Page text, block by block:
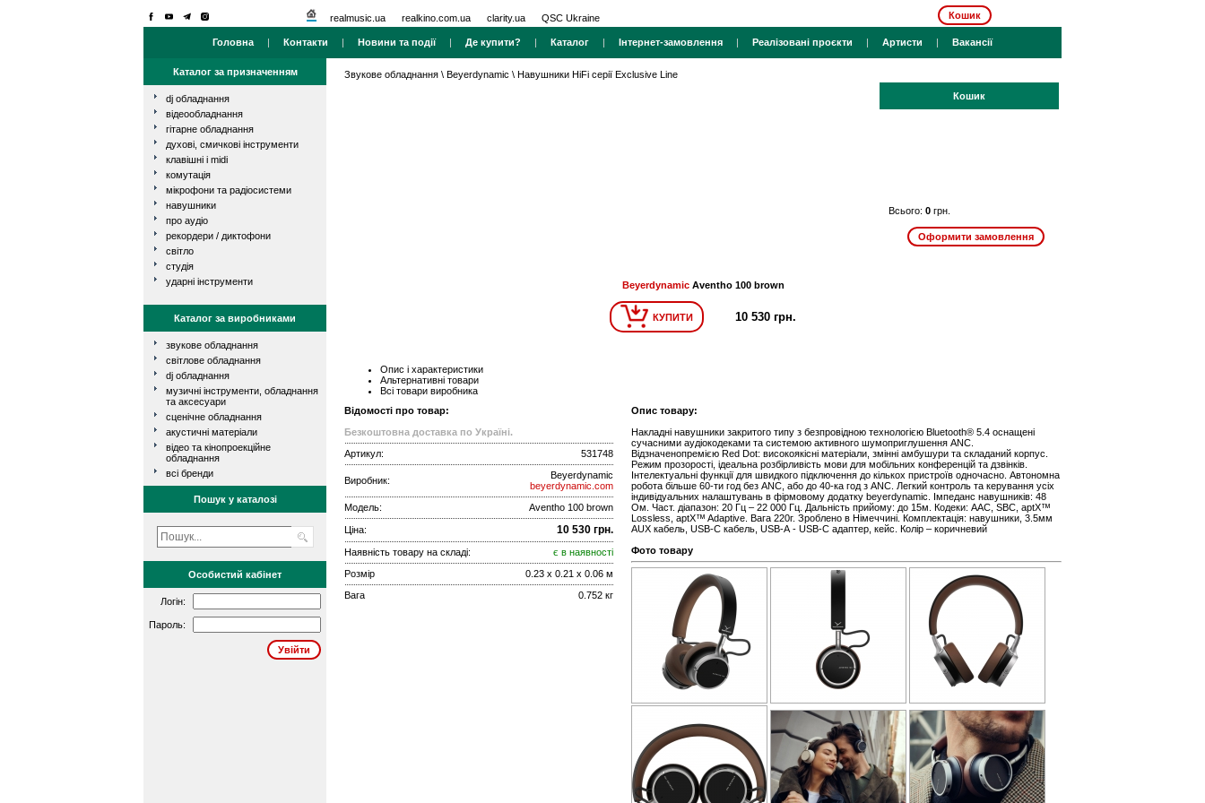
realmusic.ua realkino.com.ua clarity.ua QSC Ukraine Кошик
Головна | Контакти | Новини та події| Де купити? | Каталог | Інтернет-замовлення | Реалізовані проєкти | Артисти | Вакансії
Каталог за призначенням
dj обладнання
відеообладнання
гітарне обладнання
духові, смичкові інструменти
клавішні і midi
комутація
мікрофони та радіосистеми
навушники
про аудіо
рекордери / диктофони
світло
студія
ударні інструменти
Каталог за виробниками
звукове обладнання
світлове обладнання
dj обладнання
музичні інструменти, обладнання
та аксесуари
сценічне обладнання
акустичні матеріали
відео та кінопроекційне
обладнання
всі бренди
Пошук у каталозі
Особистий кабінет
Логін:
Пароль:
Звукове обладнання \ Beyerdynamic \ Навушники HiFi серії Exclusive Line
Кошик
Всього: 0 грн.
BeyerdynamicAventho 100 brown
КУПИТИ 10 530 грн.
Опис і характеристики
Альтернативні товари
Всі товари виробника
Відомості про товар:
Безкоштовна доставка по Україні.
Артикул:
531748
Виробник:
Beyerdynamic
beyerdynamic.com
Модель:
Aventho 100 brown
Ціна: 10 530 грн.
Наявність товару на складі:
є в наявності
Розмір
0.23 x 0.21 x 0.06 м
Вага
0.752 кг
Опис товару:
Накладні навушники закритого типу з безпровідною технологією Bluetooth® 5.4 оснащені
сучасними аудіокодеками та системою активного шумоприглушення ANC.
Відзначенопремією Red Dot: високоякісні матеріали, змінні амбушури та складаний корпус.
Режим прозорості, ідеальна розбірливість мови для мобільних конференцій та дзвінків.
Інтелектуальні функції для швидкого підключення до кількох пристроїв одночасно. Автономна
робота більше 60-ти год без ANC, або до 40-ка год з ANC. Легкий контроль та керування усіх
індивідуальних налаштувань в фірмовому додатку beyerdynamic. Імпеданс навушників: 48
Ом. Част. діапазон: 20 Гц – 22 000 Гц. Дальність прийому: до 15м. Кодеки: AAC, SBC, aptX™
Lossless, aptX™ Adaptive. Вага 220г. Зроблено в Німеччині. Комплектація: навушники, 3.5мм
AUX кабель, USB-С кабель, USB-А - USB-С адаптер, кейс. Колір – коричневий
Фото товару